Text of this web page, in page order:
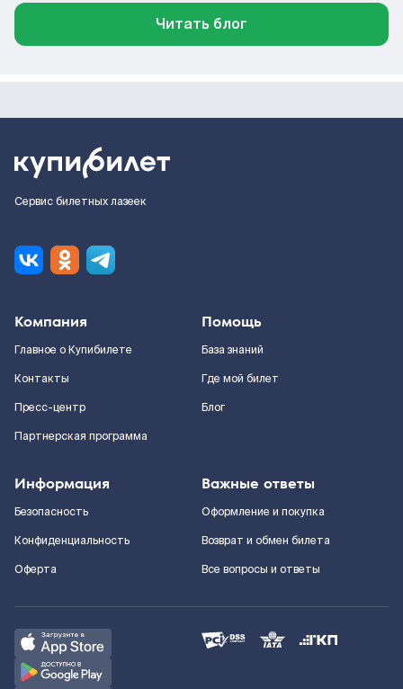
Читать блог
Сервис билетных лазеек
Компания
Главное о Купибилете
Контакты
Пресс-центр
Партнерская программа
Помощь
База знаний
Где мой билет
Блог
Информация
Безопасность
Конфиденциальность
Оферта
Важные ответы
Оформление и покупка
Возврат и обмен билета
Все вопросы и ответы